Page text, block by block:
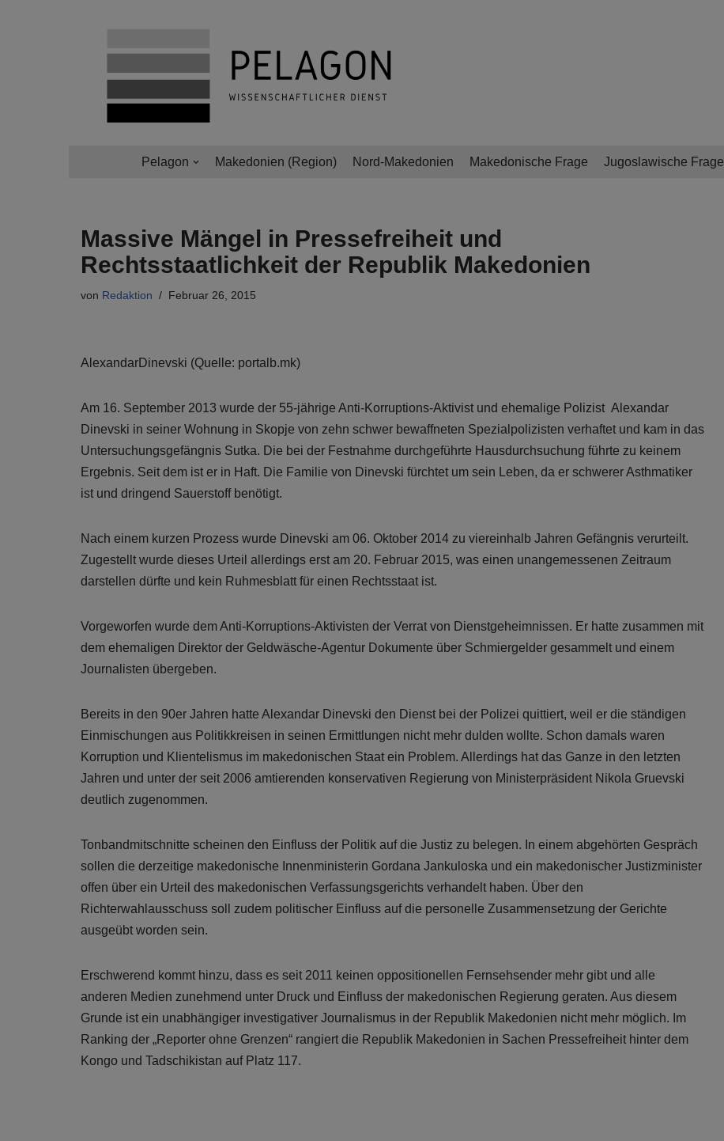
Pelagon Makedonien (Region) Nord-Makedonien Makedonische Frage Jugoslawische Frage
Massive Mängel in Pressefreiheit und
Rechtsstaatlichkeit der Republik Makedonien
von Redaktion Februar 26, 2015
AlexandarDinevski (Quelle: portalb.mk)
Am 16. September 2013 wurde der 55-jährige Anti-Korruptions-Aktivist und ehemalige Polizist Alexandar
Dinevski in seiner Wohnung in Skopje von zehn schwer bewaffneten Spezialpolizisten verhaftet und kam in das
Untersuchungsgefängnis Sutka. Die bei der Festnahme durchgeführte Hausdurchsuchung führte zu keinem
Ergebnis. Seit dem ist er in Haft. Die Familie von Dinevski fürchtet um sein Leben, da er schwerer Asthmatiker
ist und dringend Sauerstoff benötigt.
Nach einem kurzen Prozess wurde Dinevski am 06. Oktober 2014 zu viereinhalb Jahren Gefängnis verurteilt.
Zugestellt wurde dieses Urteil allerdings erst am 20. Februar 2015, was einen unangemessenen Zeitraum
darstellen dürfte und kein Ruhmesblatt für einen Rechtsstaat ist.
Vorgeworfen wurde dem Anti-Korruptions-Aktivisten der Verrat von Dienstgeheimnissen. Er hatte zusammen mit
dem ehemaligen Direktor der Geldwäsche-Agentur Dokumente über Schmiergelder gesammelt und einem
Journalisten übergeben.
Bereits in den 90er Jahren hatte Alexandar Dinevski den Dienst bei der Polizei quittiert, weil er die ständigen
Einmischungen aus Politikkreisen in seinen Ermittlungen nicht mehr dulden wollte. Schon damals waren
Korruption und Klientelismus im makedonischen Staat ein Problem. Allerdings hat das Ganze in den letzten
Jahren und unter der seit 2006 amtierenden konservativen Regierung von Ministerpräsident Nikola Gruevski
deutlich zugenommen.
Tonbandmitschnitte scheinen den Einfluss der Politik auf die Justiz zu belegen. In einem abgehörten Gespräch
sollen die derzeitige makedonische Innenministerin Gordana Jankuloska und ein makedonischer Justizminister
offen über ein Urteil des makedonischen Verfassungsgerichts verhandelt haben. Über den
Richterwahlausschuss soll zudem politischer Einfluss auf die personelle Zusammensetzung der Gerichte
ausgeübt worden sein.
Erschwerend kommt hinzu, dass es seit 2011 keinen oppositionellen Fernsehsender mehr gibt und alle
anderen Medien zunehmend unter Druck und Einfluss der makedonischen Regierung geraten. Aus diesem
Grunde ist ein unabhängiger investigativer Journalismus in der Republik Makedonien nicht mehr möglich. Im
Ranking der „Reporter ohne Grenzen“ rangiert die Republik Makedonien in Sachen Pressefreiheit hinter dem
Kongo und Tadschikistan auf Platz 117.